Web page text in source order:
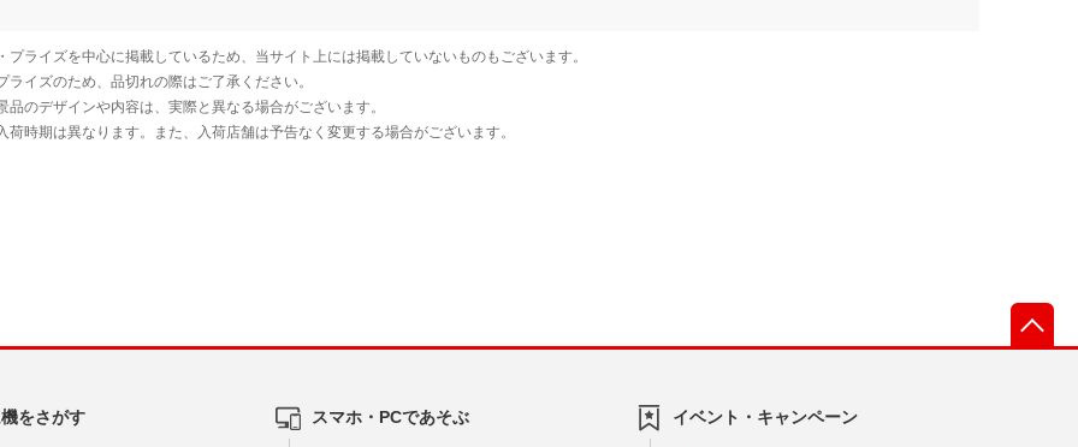
をさがす スマホ・PCであそぶ イベント・キャンペーン